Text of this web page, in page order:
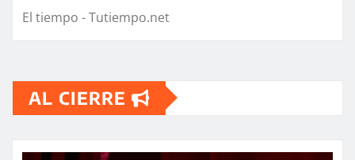
El tiempo - Tutiempo.net
AL CIERRE